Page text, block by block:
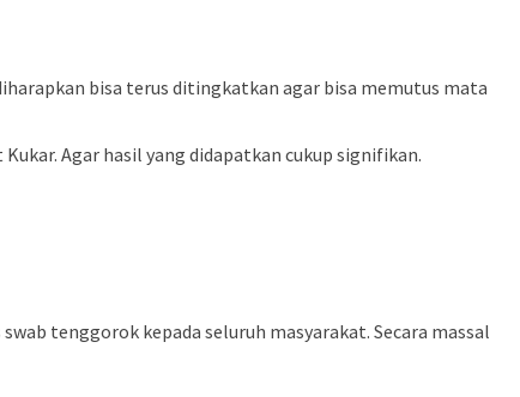
bisa terus ditingkatkan agar bisa memutus mata
Agar hasil yang didapatkan cukup signifikan.
tenggorok kepada seluruh masyarakat. Secara massal